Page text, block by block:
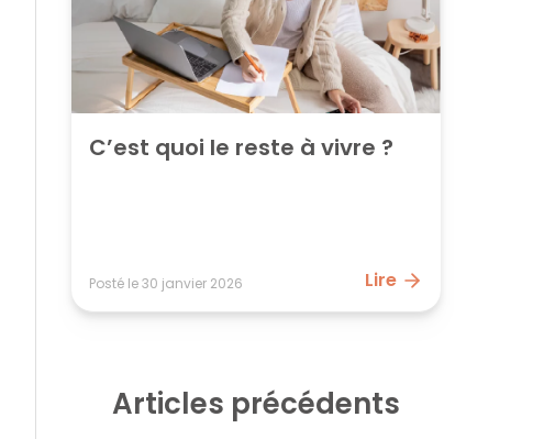
C’est quoi le reste à vivre ?
Posté le30 janvier 2026 Lire
Articles précédents